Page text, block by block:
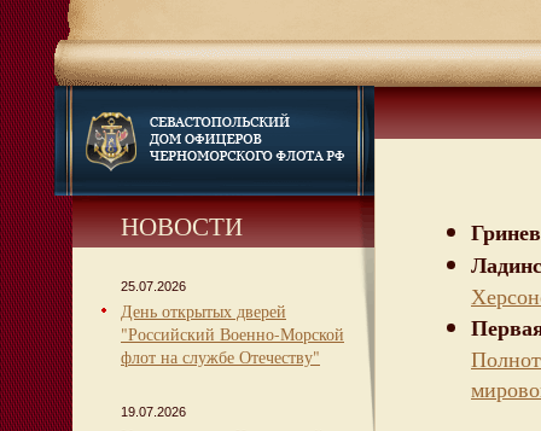
НОВОСТИ
25.07.2026
День открытых дверей
"Российский Военно-Морской
флот на службе Отечеству"
19.07.2026